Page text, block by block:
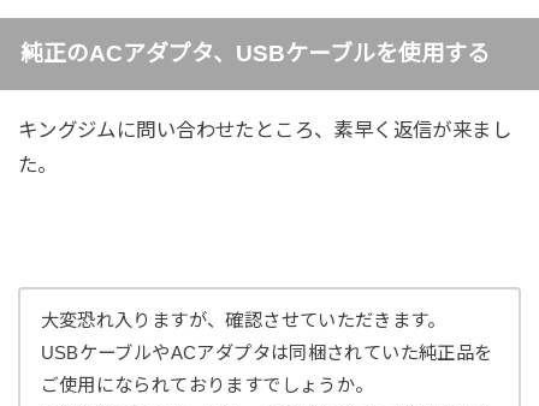
純正のACアダプタ、USBケーブルを使用する
キングジムに問い合わせたところ、素早く返信が来まし
た。
大変恐れ入りますが、確認させていただきます。
USBケーブルやACアダプタは同梱されていた純正品を
ご使用になられておりますでしょうか。